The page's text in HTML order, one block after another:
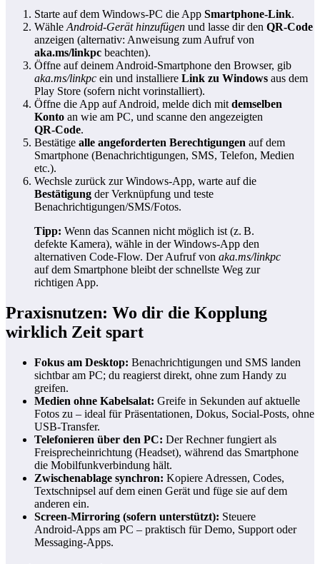
Starte auf dem Windows‑PC die App Smartphone‑Link.
WähleAndroid‑Gerät hinzufügen und lasse dir den QR‑Code
anzeigen (alternativ: Anweisung zum Aufruf von
aka.ms/linkpc beachten).
Öffne auf deinem Android‑Smartphone den Browser, gib
aka.ms/linkpc ein und installiere Link zu Windows aus dem
Play Store (sofern nicht vorinstalliert).
Öffne die App auf Android, melde dich mitdemselben
Konto an wie am PC, und scanne den angezeigten
QR‑Code.
Bestätige alle angeforderten Berechtigungen auf dem
Smartphone (Benachrichtigungen, SMS, Telefon, Medien
etc.).
Wechsle zurück zur Windows‑App, warte auf die
Bestätigung der Verknüpfung und teste
Benachrichtigungen/SMS/Fotos.
Tipp: Wenn das Scannen nicht möglich ist (z. B.
defekte Kamera), wähle in der Windows‑App den
alternativen Code‑Flow. Der Aufruf von aka.ms/linkpc
auf dem Smartphone bleibt der schnellste Weg zur
richtigen App.
Praxisnutzen: Wo dir die Kopplung
wirklich Zeit spart
Fokus am Desktop: Benachrichtigungen und SMS landen
sichtbar am PC; du reagierst direkt, ohne zum Handy zu
greifen.
Medien ohne Kabelsalat: Greife in Sekunden auf aktuelle
Fotos zu – ideal für Präsentationen, Dokus, Social‑Posts, ohne
USB‑Transfer.
Telefonieren über den PC: Der Rechner fungiert als
Freisprecheinrichtung (Headset), während das Smartphone
die Mobilfunkverbindung hält.
Zwischenablage synchron: Kopiere Adressen, Codes,
Textschnipsel auf dem einen Gerät und füge sie auf dem
anderen ein.
Screen‑Mirroring (sofern unterstützt): Steuere
Android‑Apps am PC – praktisch für Demo, Support oder
Messaging‑Apps.